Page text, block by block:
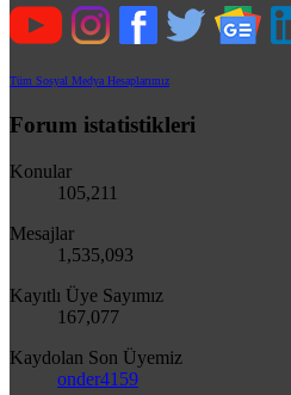
Tüm Sosyal Medya Hesaplarımız
Forum istatistikleri
Konular
105,211
Mesajlar
1,535,093
Kayıtlı Üye Sayımız
167,077
Kaydolan Son Üyemiz
onder4159